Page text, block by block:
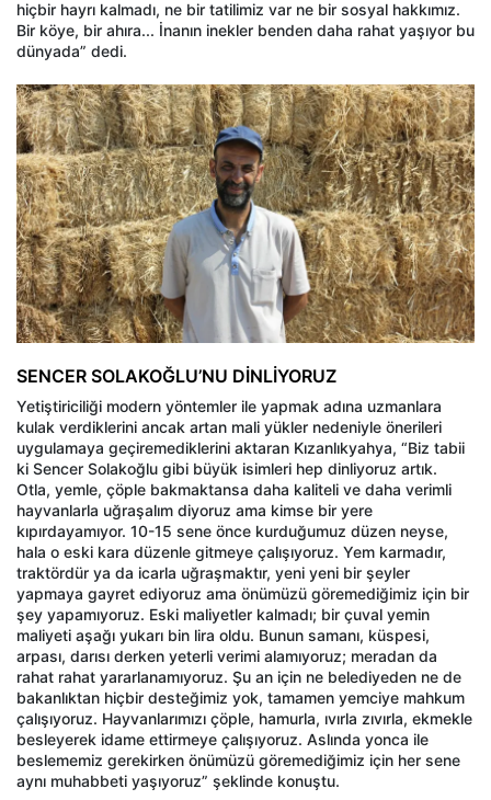
hiçbir hayrı kalmadı, ne bir tatilimiz var ne bir sosyal hakkımız.
Bir köye, bir ahıra... İnanın inekler benden daha rahat yaşıyor bu
dünyada” dedi.
SENCER SOLAKOĞLU’NU DİNLİYORUZ
Yetiştiriciliği modern yöntemler ile yapmak adına uzmanlara
kulak verdiklerini ancak artan mali yükler nedeniyle önerileri
uygulamaya geçiremediklerini aktaran Kızanlıkyahya, “Biz tabii
ki Sencer Solakoğlu gibi büyük isimleri hep dinliyoruz artık.
Otla, yemle, çöple bakmaktansa daha kaliteli ve daha verimli
hayvanlarla uğraşalım diyoruz ama kimse bir yere
kıpırdayamıyor. 10-15 sene önce kurduğumuz düzen neyse,
hala o eski kara düzenle gitmeye çalışıyoruz. Yem karmadır,
traktördür ya da icarla uğraşmaktır, yeni yeni bir şeyler
yapmaya gayret ediyoruz ama önümüzü göremediğimiz için bir
şey yapamıyoruz. Eski maliyetler kalmadı; bir çuval yemin
maliyeti aşağı yukarı bin lira oldu. Bunun samanı, küspesi,
arpası, darısı derken yeterli verimi alamıyoruz; meradan da
rahat rahat yararlanamıyoruz. Şu an için ne belediyeden ne de
bakanlıktan hiçbir desteğimiz yok, tamamen yemciye mahkum
çalışıyoruz. Hayvanlarımızı çöple, hamurla, ıvırla zıvırla, ekmekle
besleyerek idame ettirmeye çalışıyoruz. Aslında yonca ile
beslememiz gerekirken önümüzü göremediğimiz için her sene
aynı muhabbeti yaşıyoruz” şeklinde konuştu.